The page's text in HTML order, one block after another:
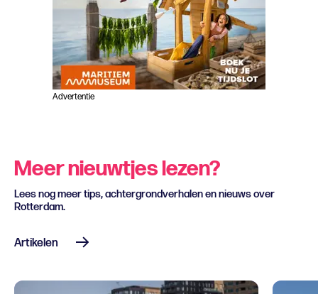
Advertentie
Meer nieuwtjes lezen?
Lees nog meer tips, achtergrondverhalen en nieuws over
Rotterdam.
Artikelen